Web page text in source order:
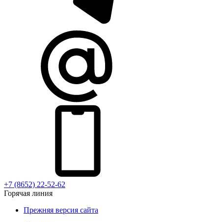
+7 (8652) 22-52-62
Горячая линия
Прежняя версия сайта